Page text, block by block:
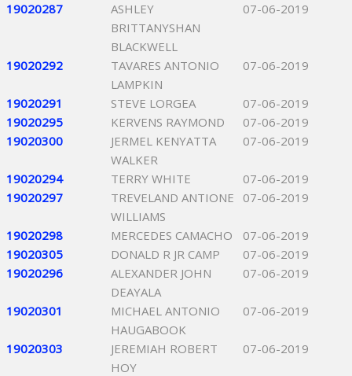
19020287
ASHLEY
BRITTANYSHAN
BLACKWELL
07-06-2019
19020292
TAVARES ANTONIO
LAMPKIN
07-06-2019
19020291 STEVE LORGEA
07-06-2019
19020295
KERVENS RAYMOND
07-06-2019
19020300
JERMEL KENYATTA
WALKER
07-06-2019
19020294 TERRY WHITE
07-06-2019
19020297
TREVELAND ANTIONE
WILLIAMS
07-06-2019
19020298 MERCEDES CAMACHO
07-06-2019
19020305
DONALD R JR CAMP
07-06-2019
19020296
ALEXANDER JOHN
DEAYALA
07-06-2019
19020301
MICHAEL ANTONIO
HAUGABOOK
07-06-2019
19020303
JEREMIAH ROBERT
HOY
07-06-2019